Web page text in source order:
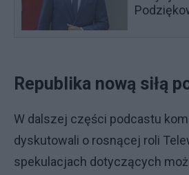
Republika nową siłą
W dalszej części podcastu
dyskutowali o rosnącej roli
spekulacjach dotyczących